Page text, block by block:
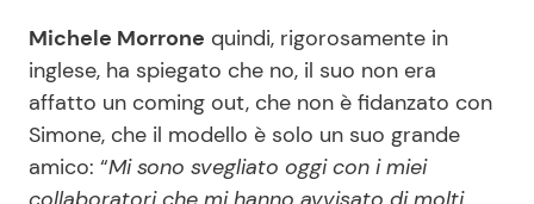
Michele Morrone quindi, rigorosamente in
inglese, ha spiegato che no, il suo non era
affatto un coming out, che non è fidanzato con
Simone, che il modello è solo un suo grande
amico: “Mi sono svegliato oggi con i miei